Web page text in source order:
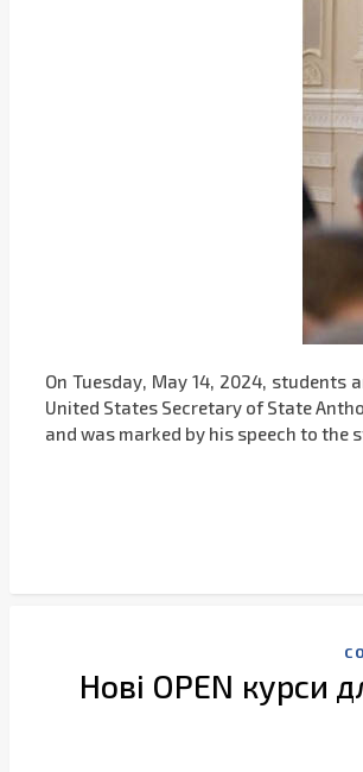
On Tuesday, May 14, 2024,
United States Secretary of State
and was marked by his speech to
Нові OPEN курси